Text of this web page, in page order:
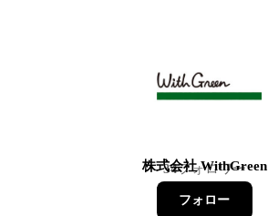
株式会社 WithGreen
34フォロワー
フォロー